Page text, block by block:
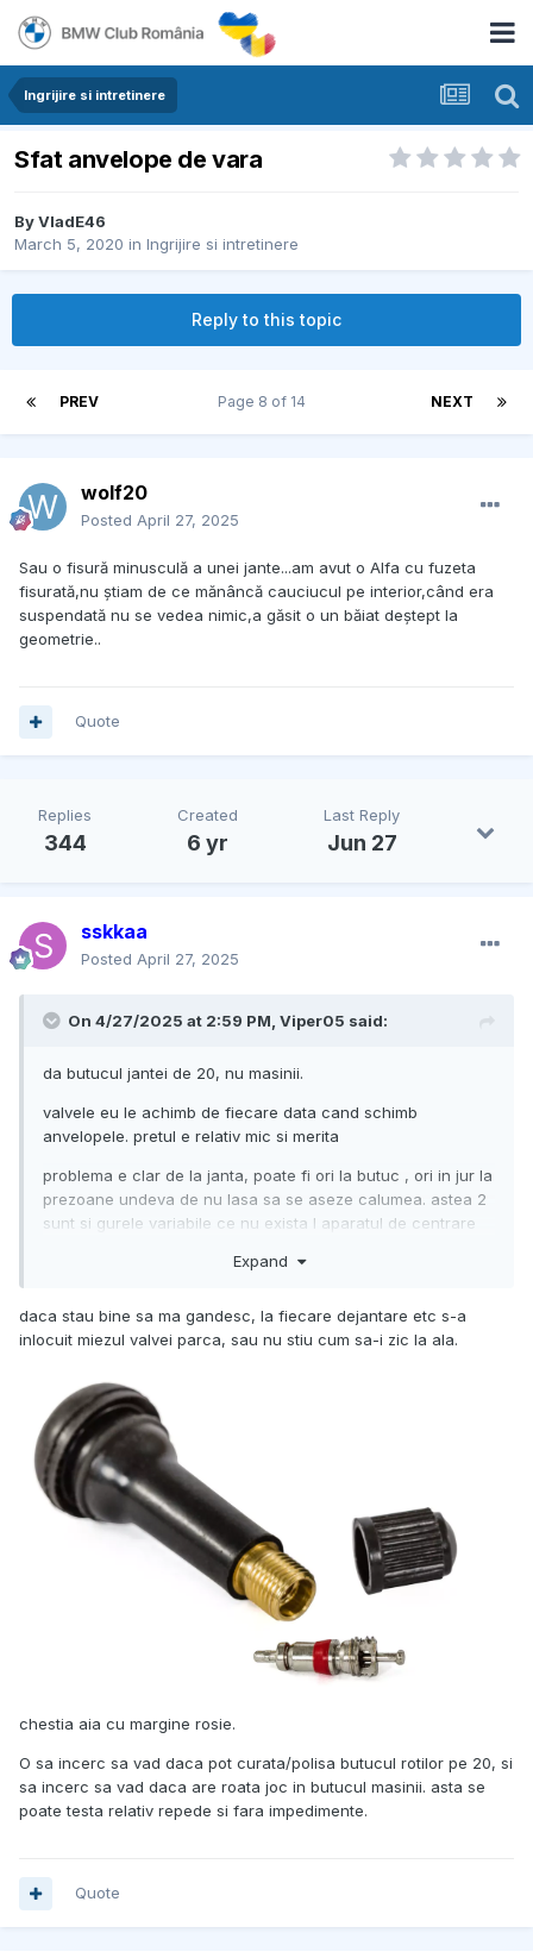
Ingrijire si intretinere
Sfat anvelope de vara
ByVladE46
March 5, 2020 in Ingrijire si intretinere
Reply to this topic
PREV NEXT
Page 8 of 14
wolf20
Posted April 27, 2025
Sau o fisură minusculă a unei jante...am avut o Alfa cu fuzeta
fisurată,nu știam de ce mănâncă cauciucul pe interior,când era
suspendată nu se vedea nimic,a găsit o un băiat deștept la
geometrie..
Quote
Replies
344
Created
6 yr
Last Reply
Jun 27
sskkaa
Posted April 27, 2025
On 4/27/2025 at 2:59 PM, Viper05 said:
da butucul jantei de 20, nu masinii.
valvele eu le achimb de fiecare data cand schimb
anvelopele. pretul e relativ mic si merita
problema e clar de la janta, poate fi ori la butuc , ori in jur la
prezoane undeva de nu lasa sa se aseze calumea. astea 2
sunt si gurele variabile ce nu exista l aparatul de centrare
Expand
daca stau bine sa ma gandesc, la fiecare dejantare etc s-a
inlocuit miezul valvei parca, sau nu stiu cum sa-i zic la ala.
chestia aia cu margine rosie.
O sa incerc sa vad daca pot curata/polisa butucul rotilor pe 20, si
sa incerc sa vad daca are roata joc in butucul masinii. asta se
poate testa relativ repede si fara impedimente.
Quote